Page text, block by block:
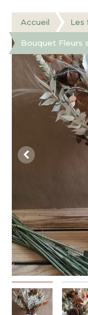
Accueil Les
Bouquet Fleurs